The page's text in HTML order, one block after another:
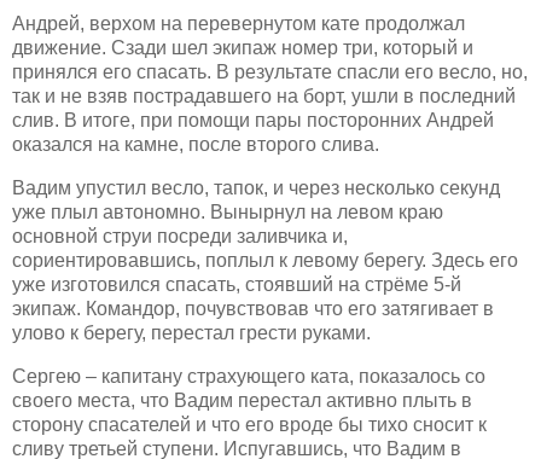
Андрей, верхом на перевернутом кате продолжал
движение. Сзади шел экипаж номер три, который и
принялся его спасать. В результате спасли его весло, но,
так и не взяв пострадавшего на борт, ушли в последний
слив. В итоге, при помощи пары посторонних Андрей
оказался на камне, после второго слива.
Вадим упустил весло, тапок, и через несколько секунд
уже плыл автономно. Вынырнул на левом краю
основной струи посреди заливчика и,
сориентировавшись, поплыл к левому берегу. Здесь его
уже изготовился спасать, стоявший на стрёме 5-й
экипаж. Командор, почувствовав что его затягивает в
улово к берегу, перестал грести руками.
Сергею – капитану страхующего ката, показалось со
своего места, что Вадим перестал активно плыть в
сторону спасателей и что его вроде бы тихо сносит к
сливу третьей ступени. Испугавшись, что Вадим в